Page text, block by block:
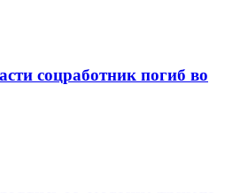
соцработник погиб во